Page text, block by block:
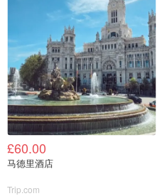
£60.00
马德里酒店
Trip.com